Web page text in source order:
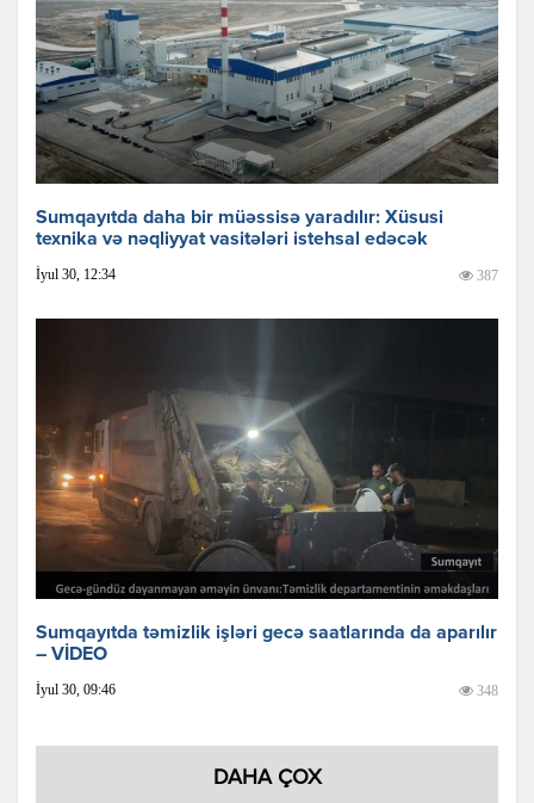
Sumqayıtda daha bir müəssisə yaradılır: Xüsusi
texnika və nəqliyyat vasitələri istehsal edəcək
İyul 30, 12:34 387
Sumqayıtda təmizlik işləri gecə saatlarında da aparılır
– VİDEO
İyul 30, 09:46 348
DAHA ÇOX